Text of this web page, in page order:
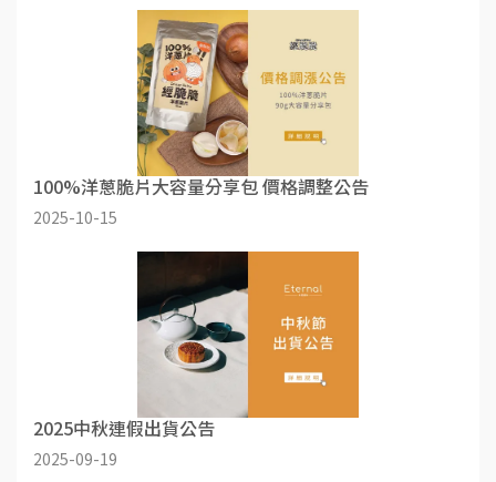
100%洋蔥脆片大容量分享包 價格調整公告
2025-10-15
2025中秋連假出貨公告
2025-09-19